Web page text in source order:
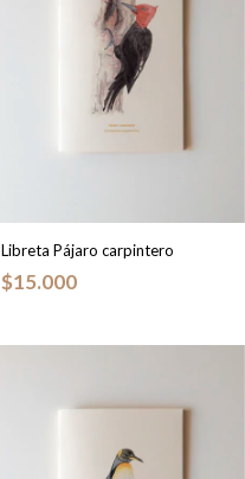
Libreta Pájaro carpintero
$15.000